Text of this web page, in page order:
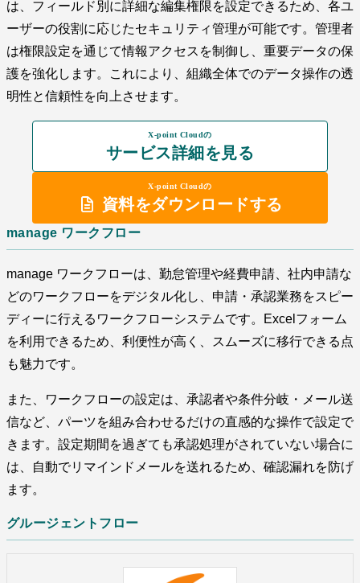
は、フィールド別に詳細な編集権限を設定できるため、各ユ
ーザーの役割に応じたセキュリティ管理が可能です。管理者
は権限設定を通じて情報アクセスを制御し、重要データの保
護を強化します。これにより、組織全体でのデータ操作の透
明性と信頼性を向上させます。
X-point Cloudの
サービス詳細を見る
X-point Cloudの
資料をダウンロードする
manage ワークフロー
manage ワークフローは、勤怠管理や経費申請、社内申請な
どのワークフローをデジタル化し、申請・承認業務をスピー
ディーに行えるワークフローシステムです。Excelフォーム
を利用できるため、利便性が高く、スムーズに移行できる点
も魅力です。
また、ワークフローの設定は、承認者や条件分岐・メール送
信など、パーツを組み合わせるだけの直感的な操作で設定で
きます。設定期間を過ぎても承認処理がされていない場合に
は、自動でリマインドメールを送れるため、確認漏れを防げ
ます。
グルージェントフロー